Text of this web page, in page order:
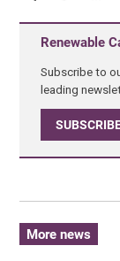
Renewable
Subscribe to
leading
More news